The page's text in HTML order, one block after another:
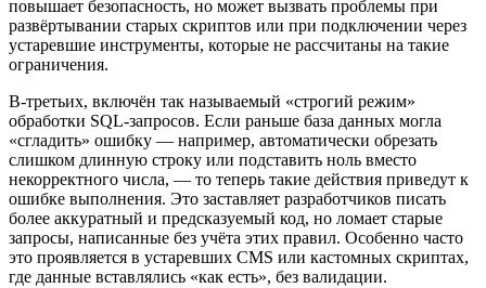
повышает безопасность, но может вызвать проблемы при
развёртывании старых скриптов или при подключении через
устаревшие инструменты, которые не рассчитаны на такие
ограничения.
В-третьих, включён так называемый «строгий режим»
обработки SQL-запросов. Если раньше база данных могла
«сгладить» ошибку — например, автоматически обрезать
слишком длинную строку или подставить ноль вместо
некорректного числа, — то теперь такие действия приведут к
ошибке выполнения. Это заставляет разработчиков писать
более аккуратный и предсказуемый код, но ломает старые
запросы, написанные без учёта этих правил. Особенно часто
это проявляется в устаревших CMS или кастомных скриптах,
где данные вставлялись «как есть», без валидации.